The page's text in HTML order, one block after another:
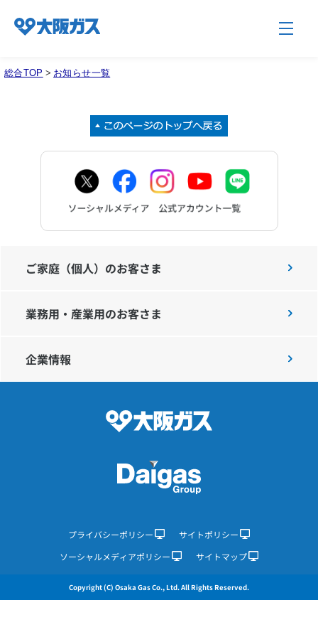
企業情報
業務用・産業用のお客さま
企業情報TOP
企業/グループについて
社会貢献
技術開発
サステナビリティ
IR情報
プレスリリース
総合TOP > お知らせ一覧
ご家庭（個人）のお客さま
業務用・産業用のお客さま
企業情報
プライバシーポリシー
サイトポリシー
ソーシャルメディアポリシー
サイトマップ
Copyright (C) Osaka Gas Co., Ltd. All Rights Reserved.